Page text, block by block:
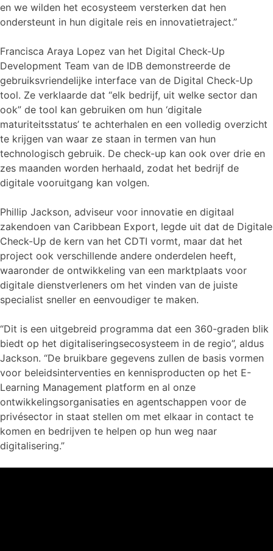
en we wilden het ecosysteem versterken dat hen
ondersteunt in hun digitale reis en innovatietraject.”
Francisca Araya Lopez van het Digital Check-Up
Development Team van de IDB demonstreerde de
gebruiksvriendelijke interface van de Digital Check-Up
tool. Ze verklaarde dat “elk bedrijf, uit welke sector dan
ook” de tool kan gebruiken om hun ‘digitale
maturiteitsstatus’ te achterhalen en een volledig overzicht
te krijgen van waar ze staan in termen van hun
technologisch gebruik. De check-up kan ook over drie en
zes maanden worden herhaald, zodat het bedrijf de
digitale vooruitgang kan volgen.
Phillip Jackson, adviseur voor innovatie en digitaal
zakendoen van Caribbean Export, legde uit dat de Digitale
Check-Up de kern van het CDTI vormt, maar dat het
project ook verschillende andere onderdelen heeft,
waaronder de ontwikkeling van een marktplaats voor
digitale dienstverleners om het vinden van de juiste
specialist sneller en eenvoudiger te maken.
“Dit is een uitgebreid programma dat een 360-graden blik
biedt op het digitaliseringsecosysteem in de regio”, aldus
Jackson. “De bruikbare gegevens zullen de basis vormen
voor beleidsinterventies en kennisproducten op het E-
Learning Management platform en al onze
ontwikkelingsorganisaties en agentschappen voor de
privésector in staat stellen om met elkaar in contact te
komen en bedrijven te helpen op hun weg naar
digitalisering.”